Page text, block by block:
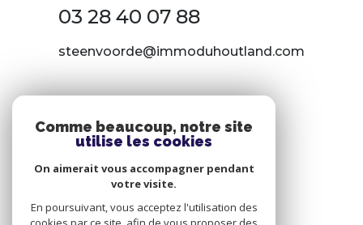
03 28 40 07 88
steenvoorde@immoduhoutland.com
Nous suivre
Comme beaucoup, notre site
utilise les cookies
On aimerait vous accompagner pendant
votre visite.
En poursuivant, vous acceptez l'utilisation des